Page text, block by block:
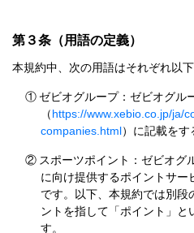
第３条（用語の定義）
本規約中、次の用語はそれぞれ以
① ゼビオグループ：ゼビオグル
（https://www.xebio.co.jp/ja/
companies.html）に記載をす
② スポーツポイント：ゼビオグ
に向け提供するポイントサ
です。以下、本規約では別段
ントを指して「ポイント」と
す。